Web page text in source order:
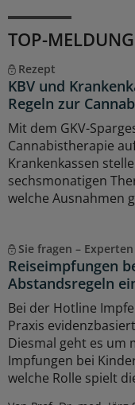
TOP-
Rezept
KBV und
Regeln zur
Mit dem GKV-
Cannabistherapie
Krankenkassen
sechsmonatigen
welche Ausnahmen
Sie fragen –
Reiseimpfungen
Abstandsregeln
Bei der Hotline
Praxis
Diesmal geht es um
Impfungen bei
welche Rolle spielt